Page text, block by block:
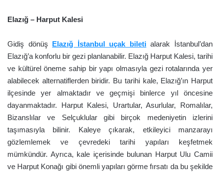
Elazığ – Harput Kalesi
Gidiş dönüş Elazığ İstanbul uçak biletialarak İstanbul’dan
Elazığ’a konforlu bir gezi planlanabilir. Elazığ Harput Kalesi, tarihi
ve kültürel öneme sahip bir yapı olmasıyla gezi rotalarında yer
alabilecek alternatiflerden biridir. Bu tarihi kale, Elazığ’ın Harput
ilçesinde yer almaktadır ve geçmişi binlerce yıl öncesine
dayanmaktadır. Harput Kalesi, Urartular, Asurlular, Romalılar,
Bizanslılar ve Selçuklular gibi birçok medeniyetin izlerini
taşımasıyla bilinir. Kaleye çıkarak, etkileyici manzarayı
gözlemlemek ve çevredeki tarihi yapıları keşfetmek
mümkündür. Ayrıca, kale içerisinde bulunan Harput Ulu Camii
ve Harput Konağı gibi önemli yapıları görme fırsatı da bu şekilde